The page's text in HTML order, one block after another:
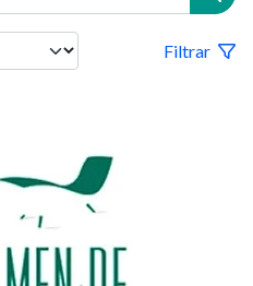
Filtrar